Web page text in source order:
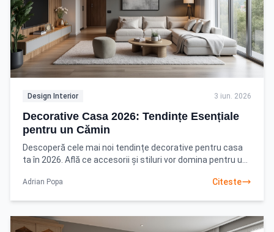
Design Interior 3 iun. 2026
Decorative Casa 2026: Tendințe Esențiale
pentru un Cămin
Descoperă cele mai noi tendințe decorative pentru casa
ta în 2026. Află ce accesorii și stiluri vor domina pentru un
Adrian Popa Citeste